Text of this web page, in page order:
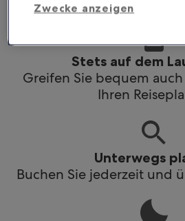
Stets auf dem
Greifen Sie bequem
Ihren
Unterwegs
Buchen Sie jederzeit und
Zwecke anzeigen